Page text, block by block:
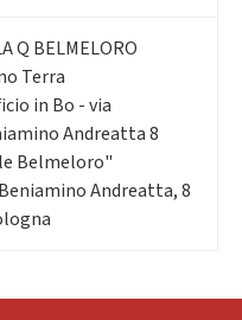
Q BELMELORO
Terra
in Bo - via
Andreatta 8
Belmeloro"
Andreatta, 8